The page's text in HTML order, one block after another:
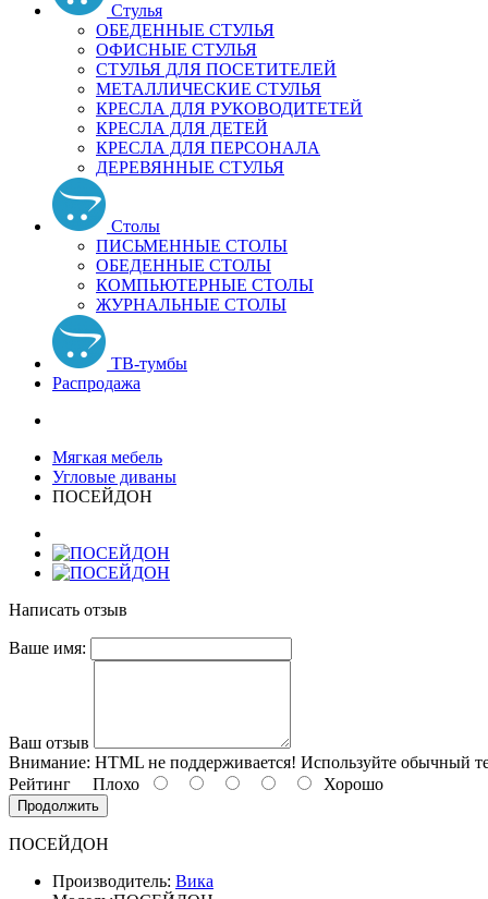
Стулья
ОБЕДЕННЫЕ СТУЛЬЯ
ОФИСНЫЕ СТУЛЬЯ
СТУЛЬЯ ДЛЯ ПОСЕТИТЕЛЕЙ
МЕТАЛЛИЧЕСКИЕ СТУЛЬЯ
КРЕСЛА ДЛЯ РУКОВОДИТЕТЕЙ
КРЕСЛА ДЛЯ ДЕТЕЙ
КРЕСЛА ДЛЯ ПЕРСОНАЛА
ДЕРЕВЯННЫЕ СТУЛЬЯ
Столы
ПИСЬМЕННЫЕ СТОЛЫ
ОБЕДЕННЫЕ СТОЛЫ
КОМПЬЮТЕРНЫЕ СТОЛЫ
ЖУРНАЛЬНЫЕ СТОЛЫ
ТВ-тумбы
Распродажа
Мягкая мебель
Угловые диваны
ПОСЕЙДОН
Написать отзыв
Ваше имя:
Ваш отзыв
Внимание: HTML не поддерживается! Используйте обычный
Рейтинг Плохо Хорошо
Продолжить
ПОСЕЙДОН
Производитель: Вика